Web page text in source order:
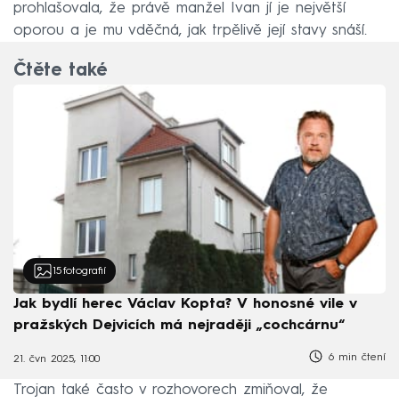
prohlašovala, že právě manžel Ivan jí je největší
oporou a je mu vděčná, jak trpělivě její stavy snáší.
Čtěte také
15 fotografií
Jak bydlí herec Václav Kopta? V honosné vile v
pražských Dejvicích má nejraději „cochcárnu“
21. čvn 2025, 11:00 6 min čtení
Trojan také často v rozhovorech zmiňoval, že